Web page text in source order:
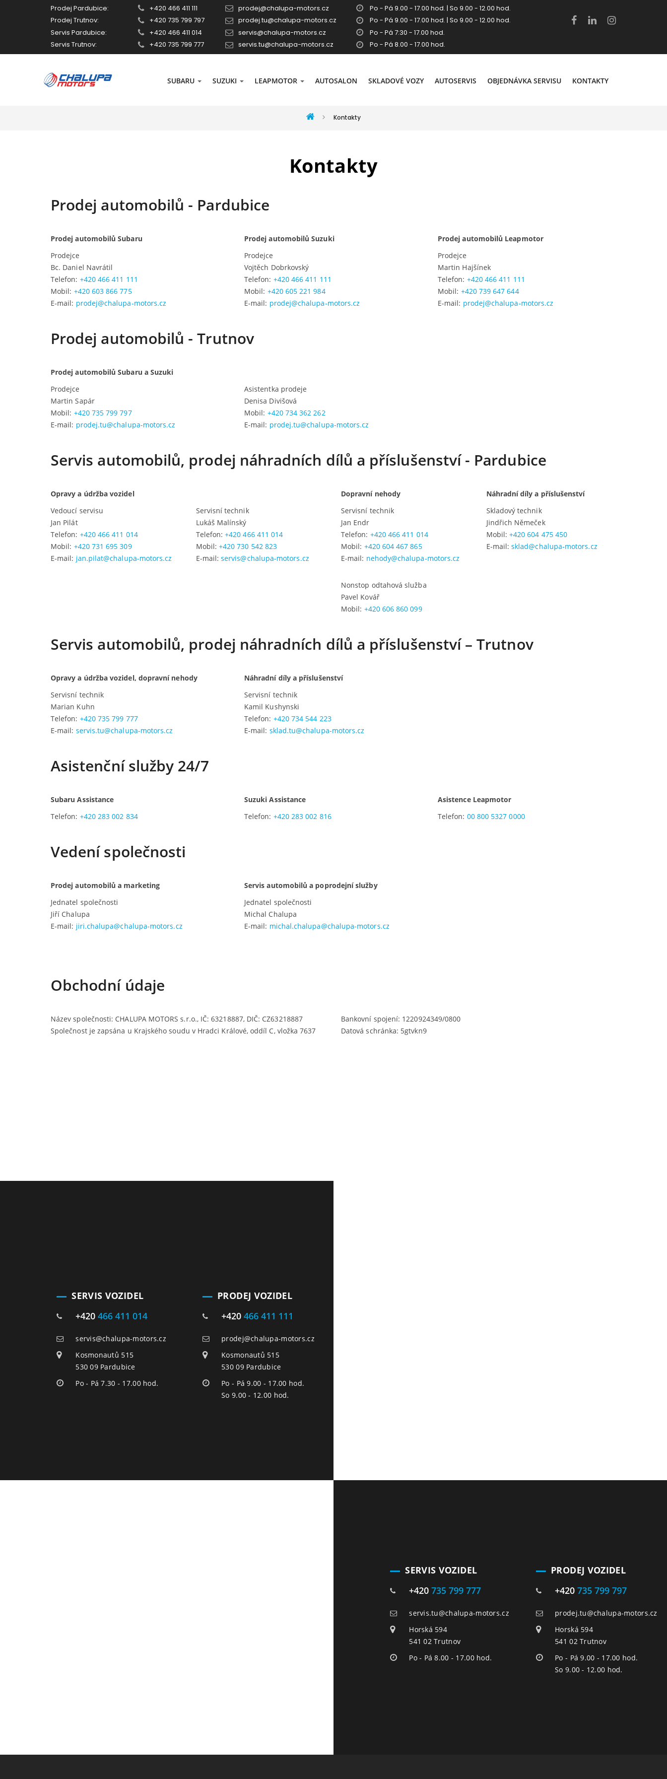
Prodej Pardubice: +420 466 411 111 prodej@chalupa-motors.cz
Po - Pá 9.00 - 17.00 hod. | So 9.00 - 12.00 hod.
Prodej Trutnov:
+420 735 799 797 prodej.tu@chalupa-motors.cz
Po - Pá 9.00 - 17.00 hod. | So 9.00 - 12.00 hod.
Servis Pardubice:
+420 466 411 014 servis@chalupa-motors.cz
Po - Pá 7:30 - 17.00 hod.
Servis Trutnov:
+420 735 799 777 servis.tu@chalupa-motors.cz Po - Pá 8.00 - 17.00 hod.
SUBARU SUZUKI LEAPMOTOR AUTOSALON SKLADOVÉ VOZY AUTOSERVIS OBJEDNÁVKA SERVISU KONTAKTY
Kontakty
Kontakty
Prodej automobilů - Pardubice
Prodej automobilů Subaru
Prodejce
Bc. Daniel Navrátil
Telefon: +420 466 411 111
Mobil: +420 603 866 775
E-mail: prodej@chalupa-motors.cz
Prodej automobilů Suzuki
Prodejce
Vojtěch Dobrkovský
Telefon: +420 466 411 111
Mobil: +420 605 221 984
E-mail: prodej@chalupa-motors.cz
Prodej automobilů Leapmotor
Prodejce
Martin Hajšínek
Telefon: +420 466 411 111
Mobil: +420 739 647 644
E-mail: prodej@chalupa-motors.cz
Prodej automobilů - Trutnov
Prodej automobilů Subaru a Suzuki
Prodejce
Martin Sapár
Mobil: +420 735 799 797
E-mail: prodej.tu@chalupa-motors.cz
Asistentka prodeje
Denisa Divišová
Mobil: +420 734 362 262
E-mail: prodej.tu@chalupa-motors.cz
Servis automobilů, prodej náhradních dílů a příslušenství - Pardubice
Opravy a údržba vozidel
Vedoucí servisu
Jan Pilát
Telefon: +420 466 411 014
Mobil: +420 731 695 309
E-mail: jan.pilat@chalupa-motors.cz
Servisní technik
Lukáš Malínský
Telefon:+420 466 411 014
Mobil: +420 730 542 823
E-mail:servis@chalupa-motors.cz
Dopravní nehody
Servisní technik
Jan Endr
Telefon: +420 466 411 014
Mobil: +420 604 467 865
E-mail: nehody@chalupa-motors.cz
Nonstop odtahová služba
Pavel Kovář
Mobil: +420 606 860 099
Náhradní díly a příslušenství
Skladový technik
Jindřich Němeček
Mobil: +420 604 475 450
E-mail:sklad@chalupa-motors.cz
Servis automobilů, prodej náhradních dílů a příslušenství – Trutnov
Opravy a údržba vozidel, dopravní nehody
Servisní technik
Marian Kuhn
Telefon: +420 735 799 777
E-mail: servis.tu@chalupa-motors.cz
Náhradní díly a příslušenství
Servisní technik
Kamil Kushynski
Telefon: +420 734 544 223
E-mail: sklad.tu@chalupa-motors.cz
Asistenční služby 24/7
Subaru Assistance
Telefon: +420 283 002 834
Suzuki Assistance
Telefon: +420 283 002 816
Asistence Leapmotor
Telefon: 00 800 5327 0000
Vedení společnosti
Prodej automobilů a marketing
Jednatel společnosti
Jiří Chalupa
E-mail: jiri.chalupa@chalupa-motors.cz
Servis automobilů a poprodejní služby
Jednatel společnosti
Michal Chalupa
E-mail: michal.chalupa@chalupa-motors.cz
Obchodní údaje
Název společnosti: CHALUPA MOTORS s.r.o., IČ: 63218887, DIČ: CZ63218887
Společnost je zapsána u Krajského soudu v Hradci Králové, oddíl C, vložka 7637
Bankovní spojení: 1220924349/0800
Datová schránka: 5gtvkn9
SERVIS VOZIDEL
+420 466 411 014
servis@chalupa-motors.cz
Kosmonautů 515
530 09 Pardubice
Po - Pá 7.30 - 17.00 hod.
PRODEJ VOZIDEL
+420 466 411 111
prodej@chalupa-motors.cz
Kosmonautů 515
530 09 Pardubice
Po - Pá 9.00 - 17.00 hod.
So 9.00 - 12.00 hod.
SERVIS VOZIDEL
+420 735 799 777
servis.tu@chalupa-motors.cz
Horská 594
541 02 Trutnov
Po - Pá 8.00 - 17.00 hod.
PRODEJ VOZIDEL
+420 735 799 797
prodej.tu@chalupa-motors.cz
Horská 594
541 02 Trutnov
Po - Pá 9.00 - 17.00 hod.
So 9.00 - 12.00 hod.